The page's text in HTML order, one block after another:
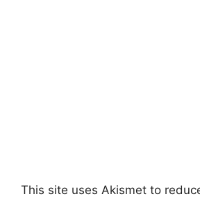
This site uses Akismet to